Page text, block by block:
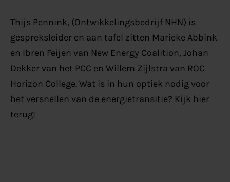
Thijs Pennink, (Ontwikkelingsbedrijf NHN) is
gespreksleider en aan tafel zitten Marieke Abbink
en Ibren Feijen van New Energy Coalition, Johan
Dekker van het PCC en Willem Zijlstra van ROC
Horizon College. Wat is in hun optiek nodig voor
het versnellen van de energietransitie? Kijk hier
terug!